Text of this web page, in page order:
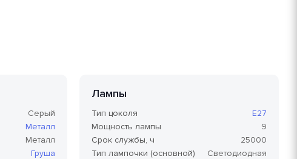
Серый
Металл
Металл
Груша
Лампы
Тип цоколя
E27
Мощность лампы
9
Срок службы, ч
25000
Тип лампочки (основной)
Светодиодная